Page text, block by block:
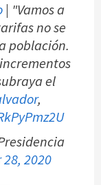
| "Vamos a
no se
población.
el
,
2020